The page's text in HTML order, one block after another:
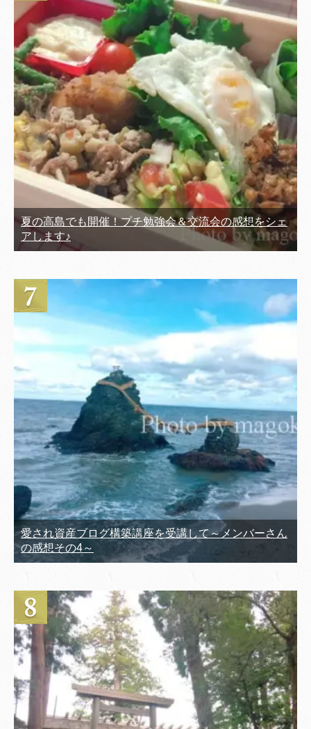
夏の高島でも開催！プチ勉強会＆交流会の感想をシェ
アします♪
愛され資産ブログ構築講座を受講して～メンバーさん
の感想その4～